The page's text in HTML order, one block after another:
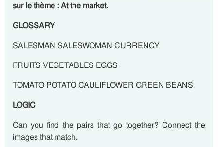
sur le thème : At the market.
GLOSSARY
SALESMAN SALESWOMAN CURRENCY
FRUITS VEGETABLES EGGS
TOMATO POTATO CAULIFLOWER GREEN BEANS
LOGIC
Can you find the pairs that go together? Connect the
images that match.